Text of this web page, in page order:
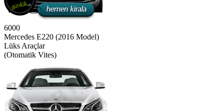
6000
Mercedes E220 (2016 Model)
Lüks Araçlar
(Otomatik Vites)